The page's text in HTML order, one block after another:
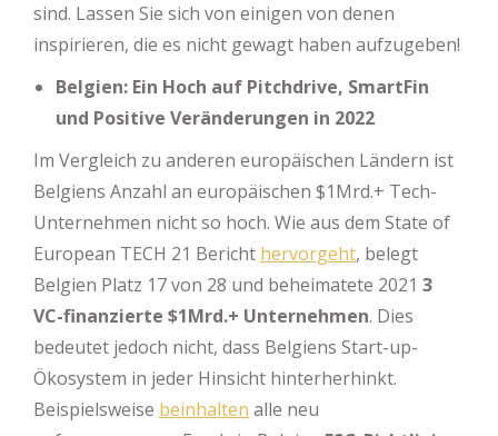
sind. Lassen Sie sich von einigen von denen
inspirieren, die es nicht gewagt haben aufzugeben!
Belgien: Ein Hoch auf Pitchdrive, SmartFin
und Positive Veränderungen in 2022
Im Vergleich zu anderen europäischen Ländern ist
Belgiens Anzahl an europäischen $1Mrd.+ Tech-
Unternehmen nicht so hoch. Wie aus dem State of
European TECH 21 Bericht hervorgeht, belegt
Belgien Platz 17 von 28 und beheimatete 2021 3
VC-finanzierte $1Mrd.+ Unternehmen. Dies
bedeutet jedoch nicht, dass Belgiens Start-up-
Ökosystem in jeder Hinsicht hinterherhinkt.
Beispielsweise beinhalten alle neu